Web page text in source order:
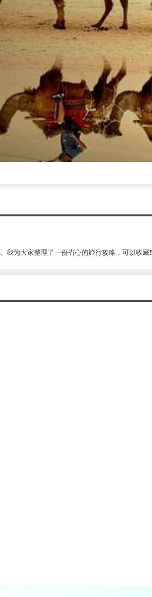
为大家整理了一份省心的旅行攻略，可以收藏❗️